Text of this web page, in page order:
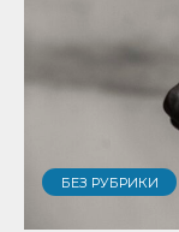
БЕЗ РУБРИКИ